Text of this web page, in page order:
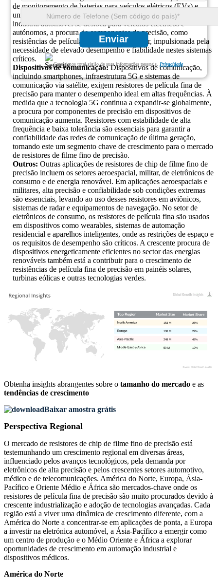
Enviar
Garantimos total sigilo de suas informações pessoais. Privacidade
de monitoramento de baterias para veículos elétricos (EVs) e
unidades de controle eletrônico (ECUs). À medida que a
indústria automóvel se desloca para veículos eléctricos e
autónomos, a procura de componentes de precisão, como
resistências de película fina, deverá aumentar, impulsionada pela
necessidade de elevado desempenho e fiabilidade nestes sistemas
críticos.
Dispositivos de comunicação:Dispositivos de comunicação,
incluindo smartphones, infraestrutura 5G e sistemas de
comunicação via satélite, exigem resistores de película fina de
precisão para manter o desempenho ideal em altas frequências. À
medida que a tecnologia 5G continua a expandir-se globalmente,
a procura por componentes de precisão em dispositivos de
comunicação aumenta. Resistores com estabilidade de alta
frequência e baixa tolerância são essenciais para garantir a
confiabilidade das redes de comunicação de última geração,
tornando este um segmento chave de crescimento para o mercado
de resistores de filme fino de precisão.
Outros: Outras aplicações de resistores de chip de filme fino de
precisão incluem os setores aeroespacial, militar, de eletrônicos de
consumo e de energia renovável. Em aplicações aeroespaciais e
militares, alta precisão e confiabilidade sob condições extremas
são essenciais, levando ao uso desses resistores em aviônicos,
sistemas de radar e equipamentos de navegação. No setor de
eletrônicos de consumo, os resistores de película fina são usados ​​
em dispositivos como wearables, sistemas de automação
residencial e aparelhos inteligentes, onde as restrições de espaço e
os requisitos de desempenho são críticos. A crescente procura de
dispositivos energeticamente eficientes no sector das energias
renováveis ​​também está a contribuir para o crescimento de
resistências de película fina de precisão em painéis solares,
turbinas eólicas e outras tecnologias verdes.
10%
59 M
42%
248 M
22%
130 M
26%
153 M
Obtenha insights abrangentes sobre o tamanho do mercado e as
tendências de crescimento
Baixar amostra grátis
Perspectiva Regional
O mercado de resistores de chip de filme fino de precisão está
testemunhando um crescimento regional em diversas áreas,
influenciado pelos avanços tecnológicos, pela demanda por
eletrônicos de alta precisão e pelos crescentes setores automotivo,
médico e de telecomunicações. América do Norte, Europa, Ásia-
Pacífico e Oriente Médio e África são mercados-chave onde os
resistores de película fina de precisão são muito procurados devido à
crescente industrialização e adoção de tecnologias avançadas. Cada
região está a viver uma dinâmica de crescimento diferente, com a
América do Norte a concentrar-se em aplicações de ponta, a Europa
a investir na eletrónica automóvel, a Ásia-Pacífico a emergir como
um centro de produção e o Médio Oriente e África a explorar
oportunidades de crescimento em automação industrial e
dispositivos médicos.
América do Norte